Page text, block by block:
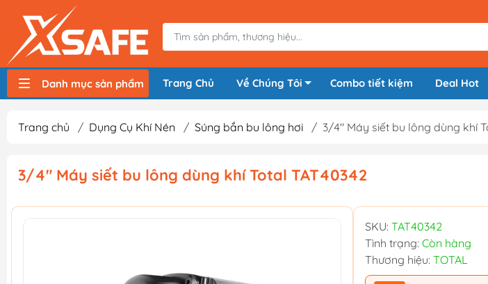
Danh mục sản phẩm Trang Chủ Về Chúng Tôi Combo tiết kiệm Deal Hot
Trang chủ / Dụng Cụ Khí Nén / Súng bắn bu lông hơi / 3/4" Máy siết bu lông dùng khí
3/4" Máy siết bu lông dùng khí Total TAT40342
SKU: TAT40342
Tình trạng: Còn hàng
Thương hiệu: TOTAL